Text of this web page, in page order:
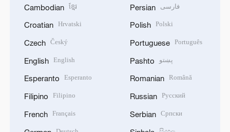
Cambodian ខ្មែរ
Croatian Hrvatski
Czech Český
English English
Esperanto Esperanto
Filipino Filipino
French Français
Persian فارسی
Polish Polski
Portuguese Português
Pashto پښتو
Romanian Română
Russian Русский
Serbian Српски